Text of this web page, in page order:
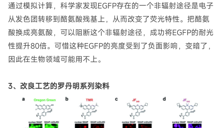
通过模拟计算，科学家发现EGFP存在的一个非辐射途径是电子
从发色团转移到酪氨酸残基上，从而改变了荧光特性。把酪氨
酸换成亮氨酸，可以阻断这个非辐射途径，成功将EGFP的耐光
性提升80倍。可惜这种EGFP的亮度受到了负面影响，变暗了，
因此在生物领域可能用不上。
3、改良工艺的罗丹明系列染料